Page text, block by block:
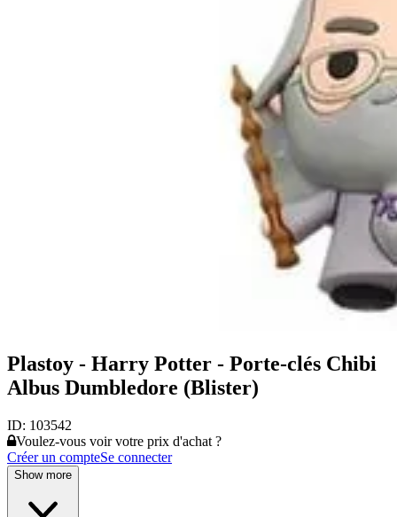
Plastoy - Harry Potter - Porte-clés Chibi
Albus Dumbledore (Blister)
ID: 103542
Voulez-vous voir votre prix d'achat ?
Créer un compteSe connecter
Show more